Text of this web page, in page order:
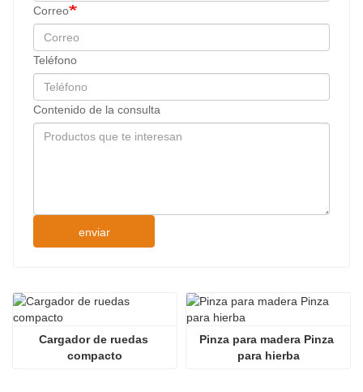
Correo
Teléfono
Contenido de la consulta
enviar
Cargador de ruedas
compacto
Pinza para madera Pinza
para hierba